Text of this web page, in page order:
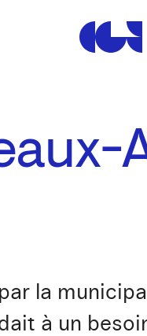
Centre
la
à un